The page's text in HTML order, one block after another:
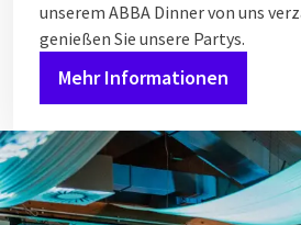
unserem ABBA Dinner von uns
genießen Sie unsere Partys.
Mehr Informationen